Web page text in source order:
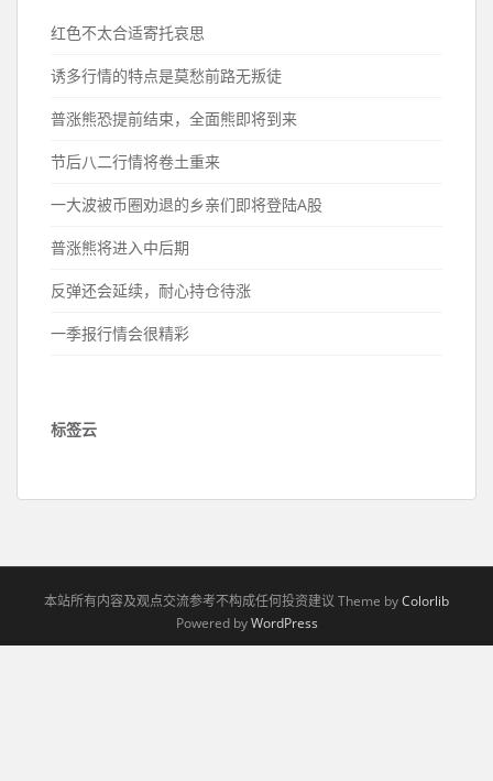
红色不太合适寄托哀思
诱多行情的特点是莫愁前路无叛徒
普涨熊恐提前结束，全面熊即将到来
节后八二行情将卷土重来
一大波被币圈劝退的乡亲们即将登陆A股
普涨熊将进入中后期
反弹还会延续，耐心持仓待涨
一季报行情会很精彩
标签云
本站所有内容及观点交流参考不构成任何投资建议 Theme byColorlib
Powered byWordPress